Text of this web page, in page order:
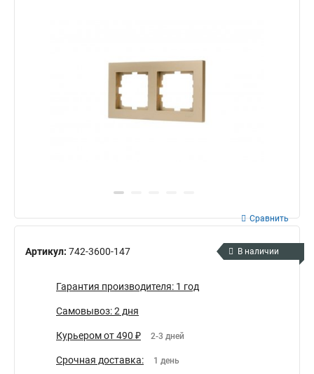
Артикул: 742-3600-147
Сравнить
В наличии
Гарантия производителя: 1 год
Самовывоз: 2 дня
Курьером от 490 ₽ 2-3 дней
Срочная доставка: 1 день